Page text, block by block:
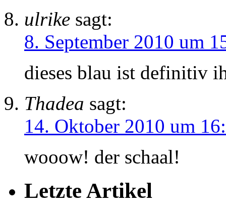
ulrike sagt:
8. September 2010 um
dieses blau ist definitiv
Thadea sagt:
14. Oktober 2010 um
wooow! der schaal!
Letzte Artikel